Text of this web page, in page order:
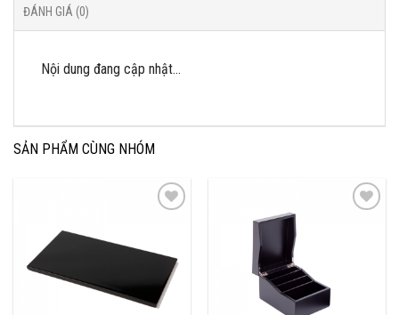
ĐÁNH GIÁ (0)
Nội dung đang cập nhật…
SẢN PHẨM CÙNG NHÓM
Add to
Wishlist